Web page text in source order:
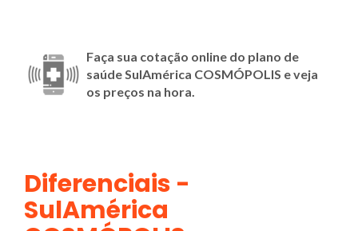
Faça sua cotação online do plano de
saúde SulAmérica COSMÓPOLIS e veja
os preços na hora.
Diferenciais -
SulAmérica